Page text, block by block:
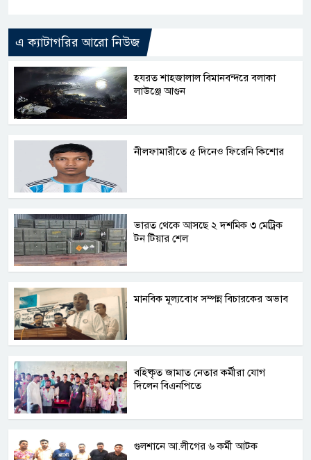
এ ক্যাটাগরির আরো নিউজ
হযরত শাহজালাল বিমানবন্দরে বলাকা
লাউঞ্জে আগুন
নীলফামারীতে ৫ দিনেও ফিরেনি কিশোর
ভারত থেকে আসছে ২ দশমিক ৩ মেট্রিক
টন টিয়ার শেল
মানবিক মূল্যবোধ সম্পন্ন বিচারকের অভাব
বহিষ্কৃত জামাত নেতার কর্মীরা যোগ
দিলেন বিএনপিতে
গুলশানে আ.লীগের ৬ কর্মী আটক